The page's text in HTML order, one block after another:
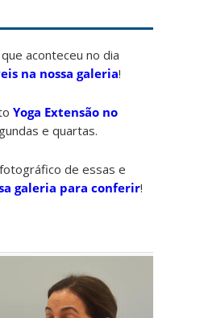
aconteceu no dia
na nossa galeria!
Yoga Extensão no
e quartas.
de essas e
galeria para conferir!